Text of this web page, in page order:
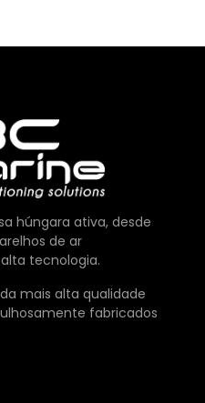
húngara ativa, desde
de ar
tecnologia.
mais alta qualidade
fabricados